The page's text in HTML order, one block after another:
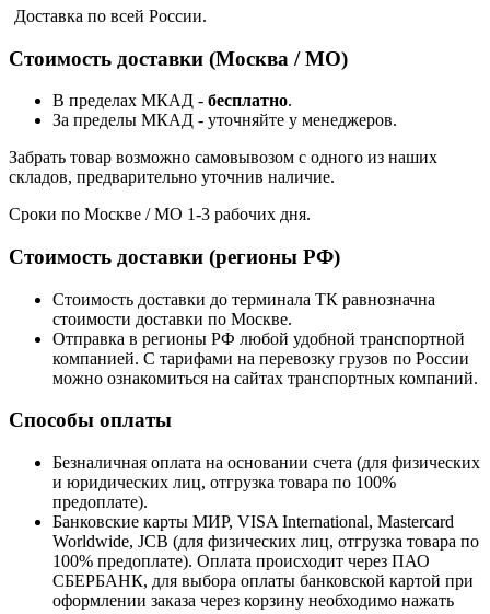
Доставка по всей России.
Стоимость доставки (Москва / МО)
В пределах МКАД - бесплатно.
За пределы МКАД - уточняйте у менеджеров.
Забрать товар возможно самовывозом с одного из наших
складов, предварительно уточнив наличие.
Сроки по Москве / МО 1-3 рабочих дня.
Стоимость доставки (регионы РФ)
Стоимость доставки до терминала ТК равнозначна
стоимости доставки по Москве.
Отправка в регионы РФ любой удобной транспортной
компанией. С тарифами на перевозку грузов по России
можно ознакомиться на сайтах транспортных компаний.
Способы оплаты
Безналичная оплата на основании счета (для физических
и юридических лиц, отгрузка товара по 100%
предоплате).
Банковские карты МИР, VISA International, Mastercard
Worldwide, JCB (для физических лиц, отгрузка товара по
100% предоплате). Оплата происходит через ПАО
СБЕРБАНК, для выбора оплаты банковской картой при
оформлении заказа через корзину необходимо нажать